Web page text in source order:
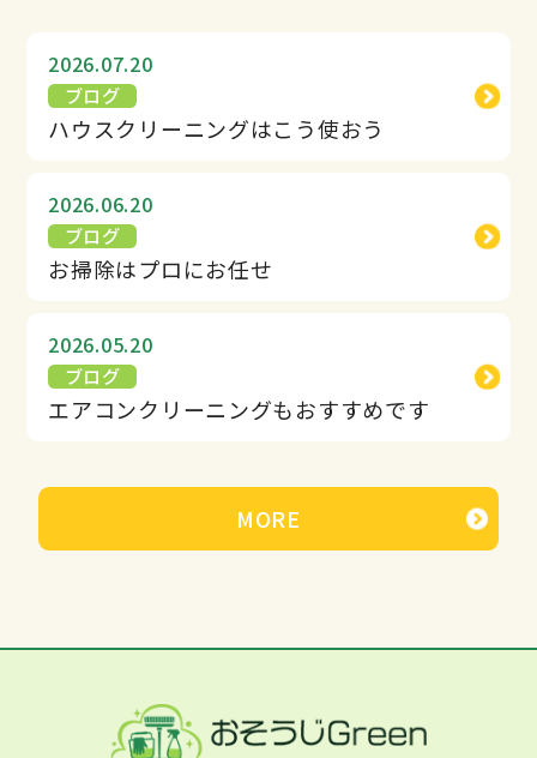
ハウスクリーニングはこう使おう
2026.07.20
ブログ
お掃除はプロにお任せ
2026.06.20
ブログ
エアコンクリーニングもおすすめです
2026.05.20
ブログ
MORE